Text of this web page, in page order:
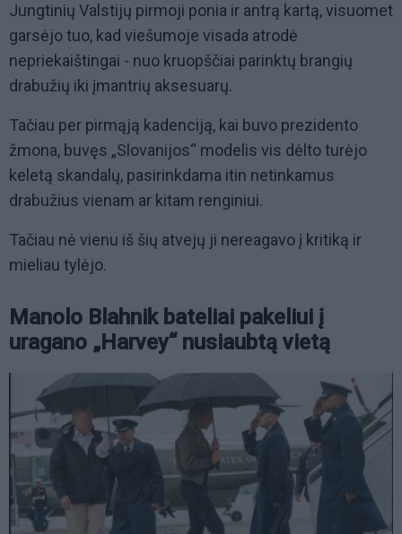
Jungtinių Valstijų pirmoji ponia ir antrą kartą, visuomet
garsėjo tuo, kad viešumoje visada atrodė
nepriekaištingai - nuo kruopščiai parinktų brangių
drabužių iki įmantrių aksesuarų.
Tačiau per pirmąją kadenciją, kai buvo prezidento
žmona, buvęs „Slovanijos“ modelis vis dėlto turėjo
keletą skandalų, pasirinkdama itin netinkamus
drabužius vienam ar kitam renginiui.
Tačiau nė vienu iš šių atvejų ji nereagavo į kritiką ir
mieliau tylėjo.
Manolo Blahnik bateliai pakeliui į
uragano „Harvey“ nusiaubtą vietą